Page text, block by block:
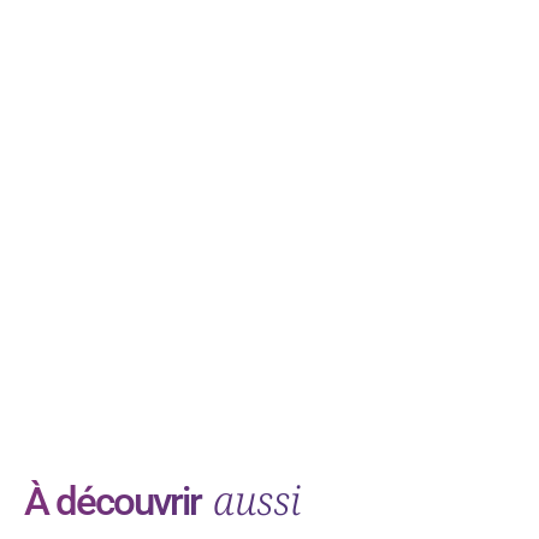
À découvrir aussi